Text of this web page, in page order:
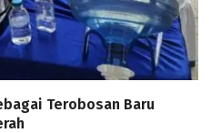
Terobosan Baru